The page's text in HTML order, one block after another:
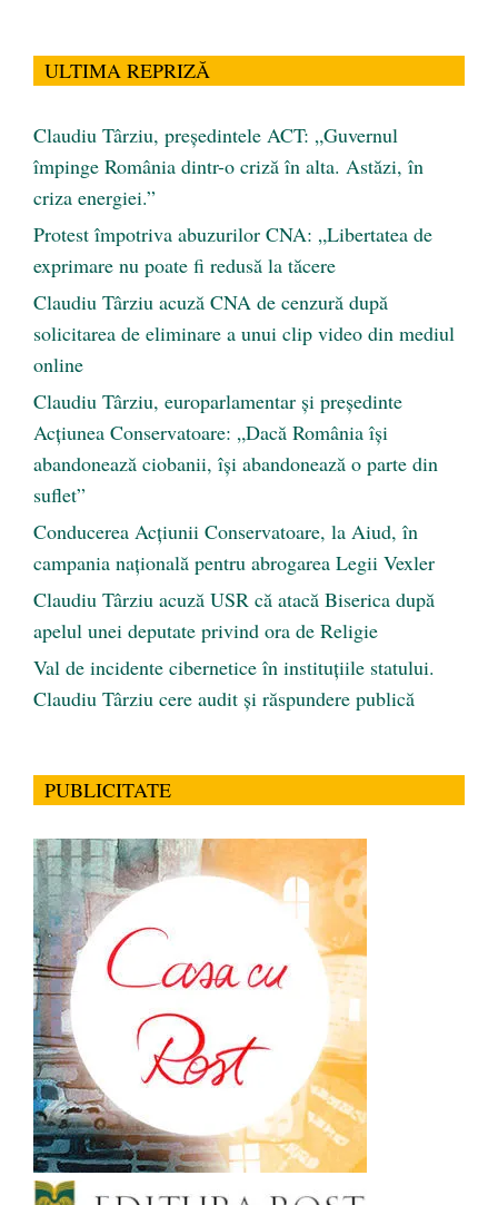
ULTIMA REPRIZĂ
Claudiu Târziu, președintele ACT: „Guvernul
împinge România dintr-o criză în alta. Astăzi, în
criza energiei.”
Protest împotriva abuzurilor CNA: „Libertatea de
exprimare nu poate fi redusă la tăcere
Claudiu Târziu acuză CNA de cenzură după
solicitarea de eliminare a unui clip video din mediul
online
Claudiu Târziu, europarlamentar și președinte
Acțiunea Conservatoare: „Dacă România își
abandonează ciobanii, își abandonează o parte din
suflet”
Conducerea Acțiunii Conservatoare, la Aiud, în
campania națională pentru abrogarea Legii Vexler
Claudiu Târziu acuză USR că atacă Biserica după
apelul unei deputate privind ora de Religie
Val de incidente cibernetice în instituțiile statului.
Claudiu Târziu cere audit și răspundere publică
PUBLICITATE